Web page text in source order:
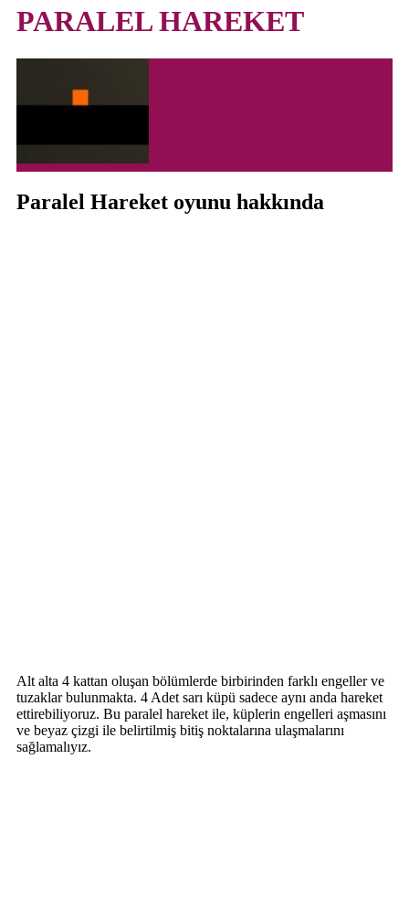
PARALEL HAREKET
Paralel Hareket oyunu hakkında
Alt alta 4 kattan oluşan bölümlerde birbirinden farklı engeller ve
tuzaklar bulunmakta. 4 Adet sarı küpü sadece aynı anda hareket
ettirebiliyoruz. Bu paralel hareket ile, küplerin engelleri aşmasını
ve beyaz çizgi ile belirtilmiş bitiş noktalarına ulaşmalarını
sağlamalıyız.